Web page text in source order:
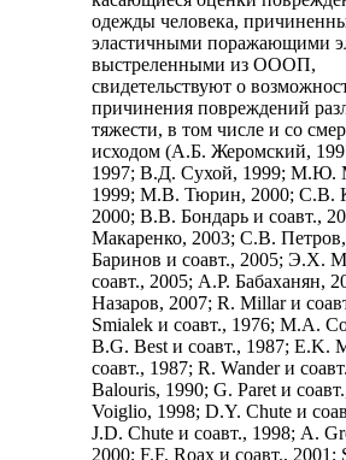
одежды человека,
эластичными поражающими
выстреленными из ОООП,
свидетельствуют о
причинения повреждений
тяжести, в том числе и со
исходом (А.Б. Жеромский,
1997; В.Д. Сухой, 1999; М.Ю.
1999; М.В. Тюрин, 2000; С.В.
2000; В.В. Бондарь и соавт.,
Макаренко, 2003; С.В.
Баринов и соавт., 2005; Э.Х.
соавт., 2005; А.Р. Бабаханян,
Назаров, 2007; R. Millar и
Smialek и соавт., 1976; M.A.
B.G. Best и соавт., 1987; E.K.
соавт., 1987; R. Wander и
Balouris, 1990; G. Paret и
Voiglio, 1998; D.Y. Chute и
J.D. Chute и соавт., 1998; A.
2000; F.F. Roax и соавт., 2001;